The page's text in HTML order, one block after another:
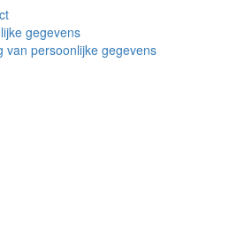
gegevens
van persoonlijke gegevens